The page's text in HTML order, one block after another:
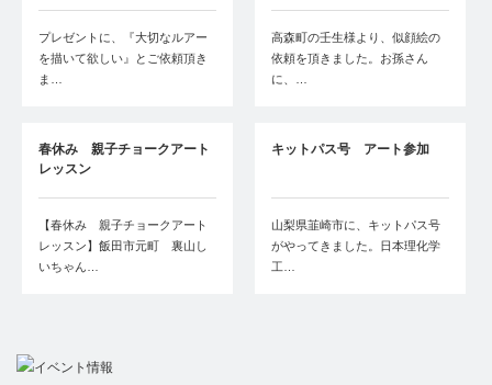
プレゼントに、『大切なルアー
を描いて欲しい』とご依頼頂き
ま…
高森町の壬生様より、似顔絵の
依頼を頂きました。お孫さん
に、…
春休み 親子チョークアート
レッスン
【春休み 親子チョークアート
レッスン】飯田市元町 裏山し
いちゃん…
キットパス号 アート参加
山梨県韮崎市に、キットパス号
がやってきました。日本理化学
工…